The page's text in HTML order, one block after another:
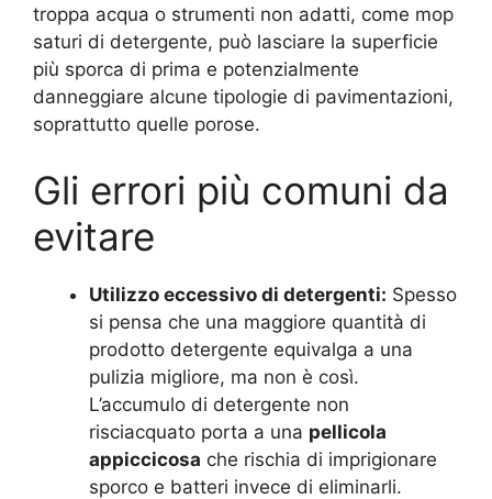
troppa acqua o strumenti non adatti, come mop
saturi di detergente, può lasciare la superficie
più sporca di prima e potenzialmente
danneggiare alcune tipologie di pavimentazioni,
soprattutto quelle porose.
Gli errori più comuni da
evitare
Utilizzo eccessivo di detergenti: Spesso
si pensa che una maggiore quantità di
prodotto detergente equivalga a una
pulizia migliore, ma non è così.
L’accumulo di detergente non
risciacquato porta a una pellicola
appiccicosa che rischia di imprigionare
sporco e batteri invece di eliminarli.